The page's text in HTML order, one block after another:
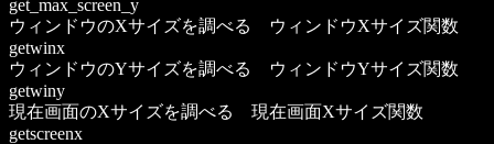
get_max_screen_y
ウィンドウのXサイズを調べる ウィンドウXサイズ関数
getwinx
ウィンドウのYサイズを調べる ウィンドウYサイズ関数
getwiny
現在画面のXサイズを調べる 現在画面Xサイズ関数
getscreenx